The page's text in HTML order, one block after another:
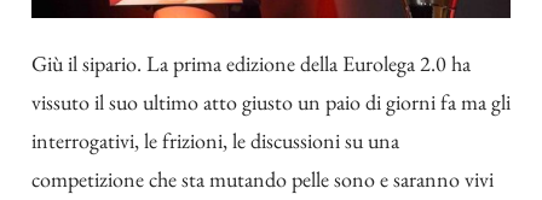
Giù il sipario. La prima edizione della Eurolega 2.0 ha
vissuto il suo ultimo atto giusto un paio di giorni fa ma gli
interrogativi, le frizioni, le discussioni su una
competizione che sta mutando pelle sono e saranno vivi